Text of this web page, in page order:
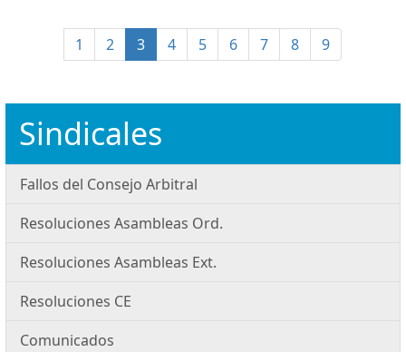
1 2 3(current)
4 5 6 7 8 9
Sindicales
Fallos del Consejo Arbitral
Resoluciones Asambleas Ord.
Resoluciones Asambleas Ext.
Resoluciones CE
Comunicados